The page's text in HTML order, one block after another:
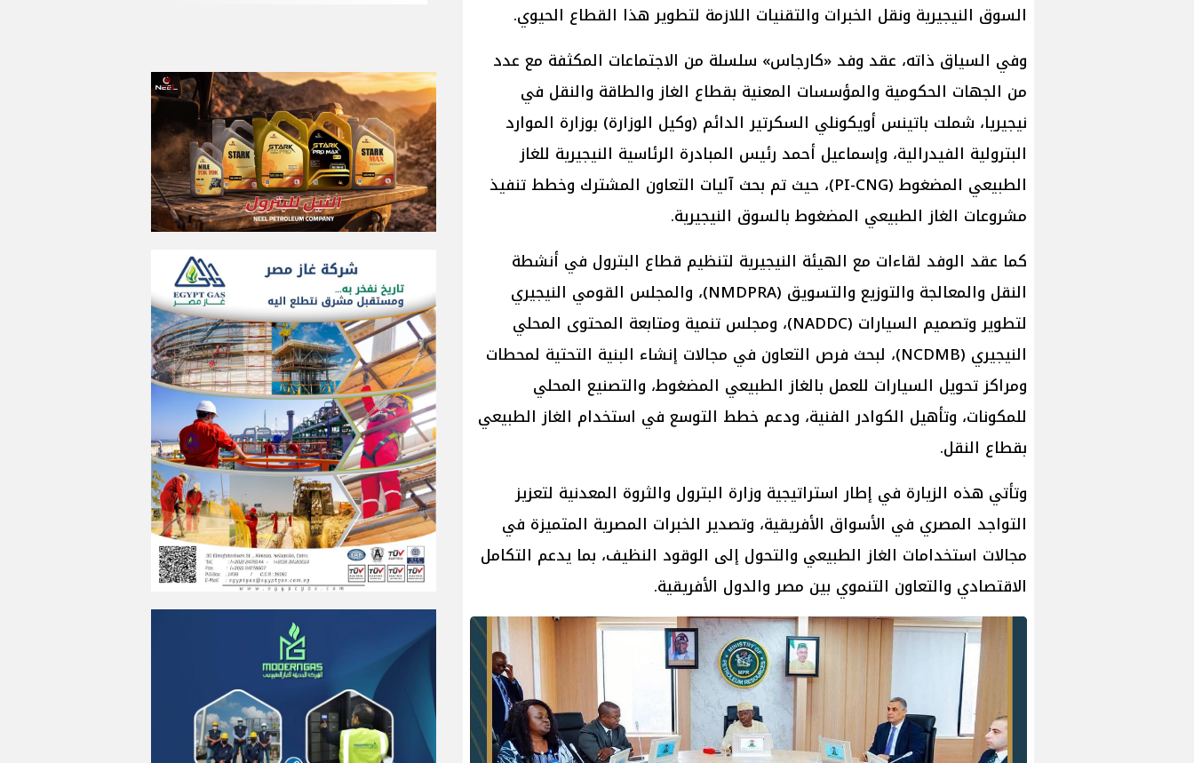
السوق النيجيرية ونقل الخبرات والتقنيات اللازمة لتطوير هذا القطاع الحيوي.
وفي السياق ذاته، عقد وفد «كارجاس» سلسلة من الاجتماعات المكثفة مع عدد
من الجهات الحكومية والمؤسسات المعنية بقطاع الغاز والطاقة والنقل في
نيجيريا، شملت باتينس أويكونلي السكرتير الدائم (وكيل الوزارة) بوزارة الموارد
البترولية الفيدرالية، وإسماعيل أحمد رئيس المبادرة الرئاسية النيجيرية للغاز
الطبيعي المضغوط (PI-CNG)، حيث تم بحث آليات التعاون المشترك وخطط تنفيذ
مشروعات الغاز الطبيعي المضغوط بالسوق النيجيرية.
كما عقد الوفد لقاءات مع الهيئة النيجيرية لتنظيم قطاع البترول في أنشطة
النقل والمعالجة والتوزيع والتسويق (NMDPRA)، والمجلس القومي النيجيري
لتطوير وتصميم السيارات (NADDC)، ومجلس تنمية ومتابعة المحتوى المحلي
النيجيري (NCDMB)، لبحث فرص التعاون في مجالات إنشاء البنية التحتية لمحطات
ومراكز تحويل السيارات للعمل بالغاز الطبيعي المضغوط، والتصنيع المحلي
للمكونات، وتأهيل الكوادر الفنية، ودعم خطط التوسع في استخدام الغاز الطبيعي
بقطاع النقل.
وتأتي هذه الزيارة في إطار استراتيجية وزارة البترول والثروة المعدنية لتعزيز
التواجد المصري في الأسواق الأفريقية، وتصدير الخبرات المصرية المتميزة في
مجالات استخدامات الغاز الطبيعي والتحول إلى الوقود النظيف، بما يدعم التكامل
الاقتصادي والتعاون التنموي بين مصر والدول الأفريقية.